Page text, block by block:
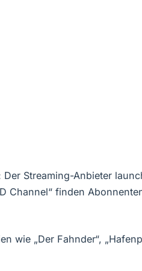
Streaming-Anbieter
Channel“ finden
wie „Der Fahnder“,